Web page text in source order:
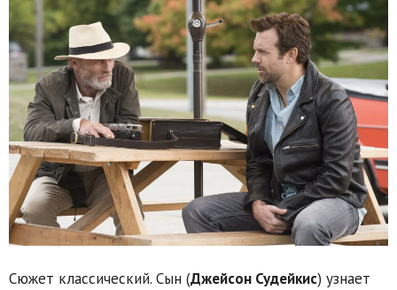
Сюжет классический. Сын (Джейсон Судейкис) узнает